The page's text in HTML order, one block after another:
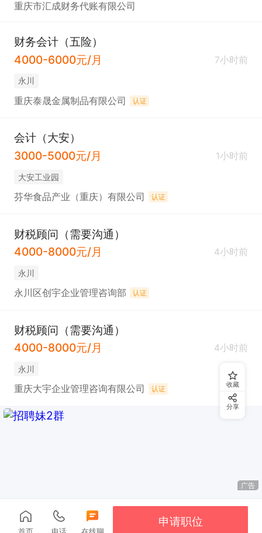
重庆市汇成财务代账有限公司
财务会计（五险）
4000-6000元/月
7小时前
永川
重庆泰晟金属制品有限公司 认证
会计（大安）
3000-5000元/月
1小时前
大安工业园
芬华食品产业（重庆）有限公司 认证
财税顾问（需要沟通）
4000-8000元/月
4小时前
永川
永川区创宇企业管理咨询部 认证
财税顾问（需要沟通）
4000-8000元/月
4小时前
永川
重庆大宇企业管理咨询有限公司 认证
广告
收藏
分享
申请职位